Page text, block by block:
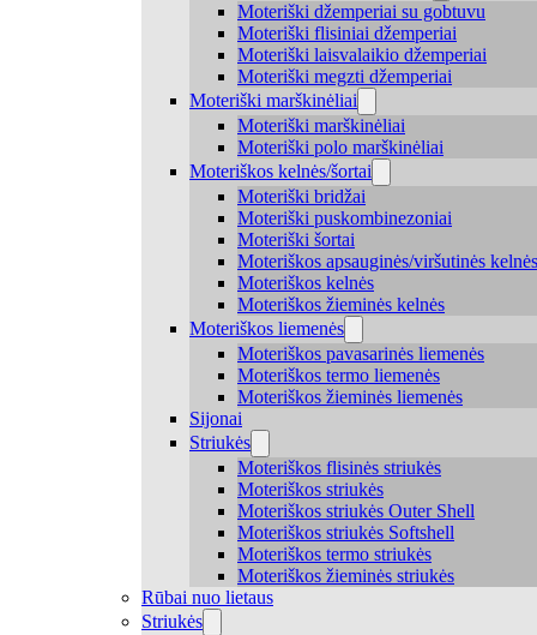
Moteriški džemperiai su gobtuvu
Moteriški flisiniai džemperiai
Moteriški laisvalaikio džemperiai
Moteriški megzti džemperiai
Moteriški marškinėliai
Moteriški marškinėliai
Moteriški polo marškinėliai
Moteriškos kelnės/šortai
Moteriški bridžai
Moteriški puskombinezoniai
Moteriški šortai
Moteriškos apsauginės/viršutinės kelnės
Moteriškos kelnės
Moteriškos žieminės kelnės
Moteriškos liemenės
Moteriškos pavasarinės liemenės
Moteriškos termo liemenės
Moteriškos žieminės liemenės
Sijonai
Striukės
Moteriškos flisinės striukės
Moteriškos striukės
Moteriškos striukės Outer Shell
Moteriškos striukės Softshell
Moteriškos termo striukės
Moteriškos žieminės striukės
Rūbai nuo lietaus
Striukės